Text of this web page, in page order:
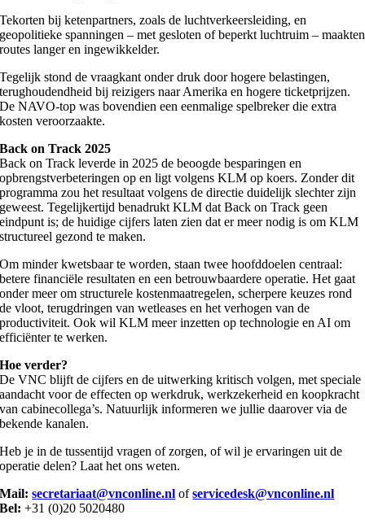
Tekorten bij ketenpartners, zoals de luchtverkeersleiding, en
geopolitieke spanningen – met gesloten of beperkt luchtruim – maakten
routes langer en ingewikkelder.
Tegelijk stond de vraagkant onder druk door hogere belastingen,
terughoudendheid bij reizigers naar Amerika en hogere ticketprijzen.
De NAVO‑top was bovendien een eenmalige spelbreker die extra
kosten veroorzaakte.
Back on Track 2025
Back on Track leverde in 2025 de beoogde besparingen en
opbrengstverbeteringen op en ligt volgens KLM op koers. Zonder dit
programma zou het resultaat volgens de directie duidelijk slechter zijn
geweest. Tegelijkertijd benadrukt KLM dat Back on Track geen
eindpunt is; de huidige cijfers laten zien dat er meer nodig is om KLM
structureel gezond te maken.
Om minder kwetsbaar te worden, staan twee hoofddoelen centraal:
betere financiële resultaten en een betrouwbaardere operatie. Het gaat
onder meer om structurele kostenmaatregelen, scherpere keuzes rond
de vloot, terugdringen van wetleases en het verhogen van de
productiviteit. Ook wil KLM meer inzetten op technologie en AI om
efficiënter te werken.
Hoe verder?
De VNC blijft de cijfers en de uitwerking kritisch volgen, met speciale
aandacht voor de effecten op werkdruk, werkzekerheid en koopkracht
van cabinecollega’s. Natuurlijk informeren we jullie daarover via de
bekende kanalen.
Heb je in de tussentijd vragen of zorgen, of wil je ervaringen uit de
operatie delen? Laat het ons weten.
Mail: secretariaat@vnconline.nl ofservicedesk@vnconline.nl
Bel: +31 (0)20 5020480